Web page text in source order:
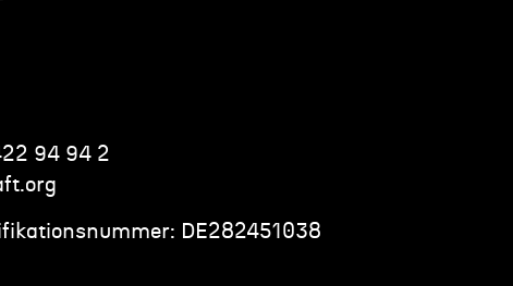
94 94 2
DE282451038